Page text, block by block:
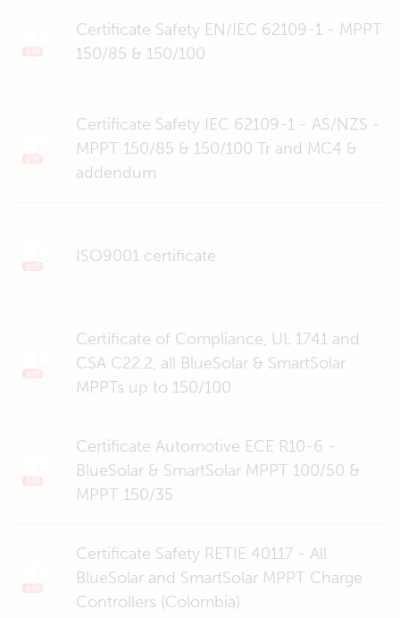
Certificate Safety EN/IEC 62109-1 - MPPT
150/85 & 150/100
Certificate Safety IEC 62109-1 - AS/NZS -
MPPT 150/85 & 150/100 Tr and MC4 &
addendum
ISO9001 certificate
Certificate of Compliance, UL 1741 and
CSA C22.2, all BlueSolar & SmartSolar
MPPTs up to 150/100
Certificate Automotive ECE R10-6 -
BlueSolar & SmartSolar MPPT 100/50 &
MPPT 150/35
Certificate Safety RETIE 40117 - All
BlueSolar and SmartSolar MPPT Charge
Controllers (Colombia)